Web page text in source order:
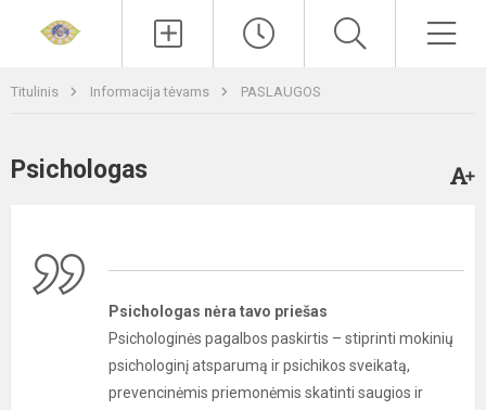
Titulinis Informacija tėvams PASLAUGOS
Psichologas
Psichologas nėra tavo priešas
Psichologinės pagalbos paskirtis – stiprinti mokinių
psichologinį atsparumą ir psichikos sveikatą,
prevencinėmis priemonėmis skatinti saugios ir